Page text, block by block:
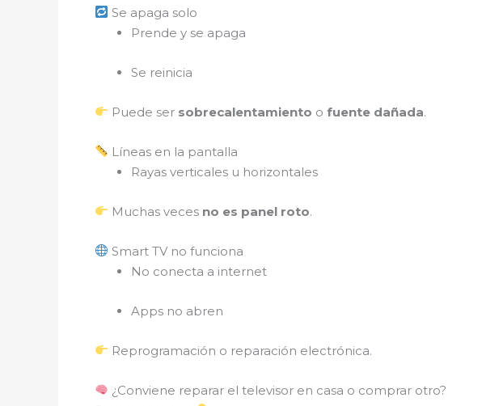
Se apaga solo
Prende y se apaga
Se reinicia
Puede ser sobrecalentamiento ofuente dañada.
Líneas en la pantalla
Rayas verticales u horizontales
Muchas veces no es panel roto.
Smart TV no funciona
No conecta a internet
Apps no abren
Reprogramación o reparación electrónica.
¿Conviene reparar el televisor en casa o comprar otro?